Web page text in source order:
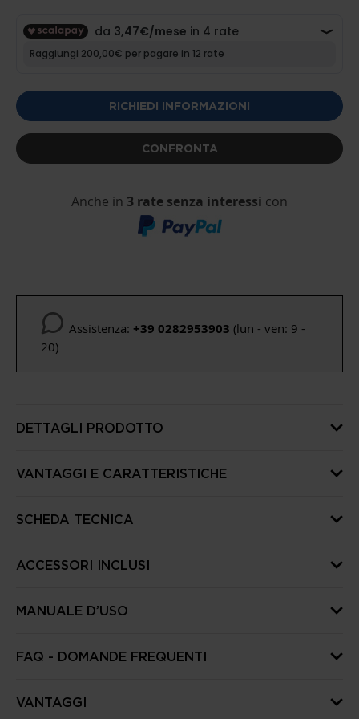
RICHIEDI INFORMAZIONI
CONFRONTA
Anche in 3 rate senza interessi con
Assistenza: +39 0282953903 (lun - ven: 9 -
20)
DETTAGLI PRODOTTO
VANTAGGI E CARATTERISTICHE
SCHEDA TECNICA
ACCESSORI INCLUSI
MANUALE D’USO
FAQ - DOMANDE FREQUENTI
VANTAGGI